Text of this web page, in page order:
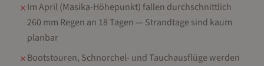
✗Im April (Masika-Höhepunkt) fallen durchschnittlich
260 mm Regen an 18 Tagen — Strandtage sind kaum
planbar
✗Bootstouren, Schnorchel- und Tauchausflüge werden